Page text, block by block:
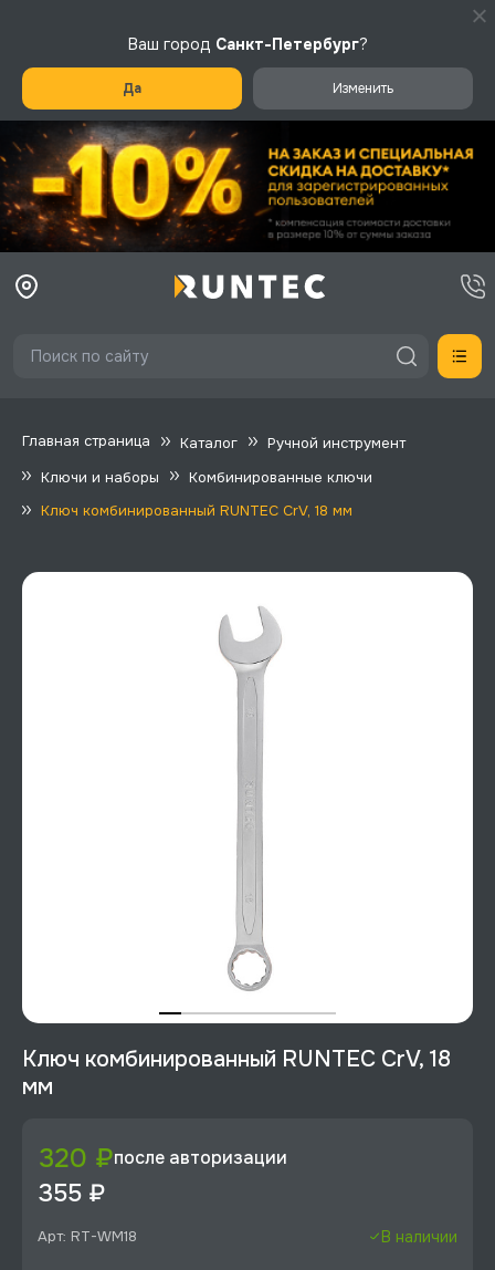
Ваш город Санкт-Петербург?
Да Изменить
Главная страница Каталог
Ручной инструмент
Ключи и наборы
Комбинированные ключи
Ключ комбинированный RUNTEC CrV, 18 мм
Ключ комбинированный RUNTEC CrV, 18
мм
320 ₽после авторизации
355 ₽
Арт: RT-WM18 В наличии